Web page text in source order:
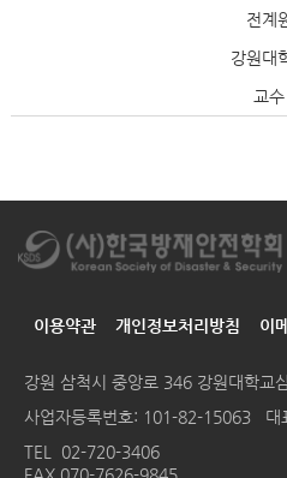
전계
강원대
교수
이용약관 개인정보처리방침 이
강원 삼척시 중앙로 346 강원대학교
사업자등록번호: 101-82-15063 대
TEL 02-720-3406
FAX 070-7626-9845